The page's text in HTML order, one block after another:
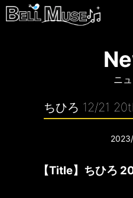
ニ
ちひろ 12/21
【Title】ちひろ